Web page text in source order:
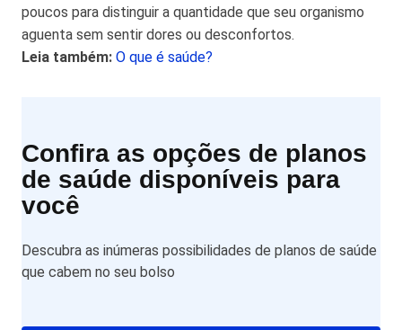
poucos para distinguir a quantidade que seu organismo
aguenta sem sentir dores ou desconfortos.
Leia também: O que é saúde?
Confira as opções de planos
de saúde disponíveis para
você
Descubra as inúmeras possibilidades de planos de saúde
que cabem no seu bolso